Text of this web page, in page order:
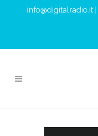
info@digitalradio.it